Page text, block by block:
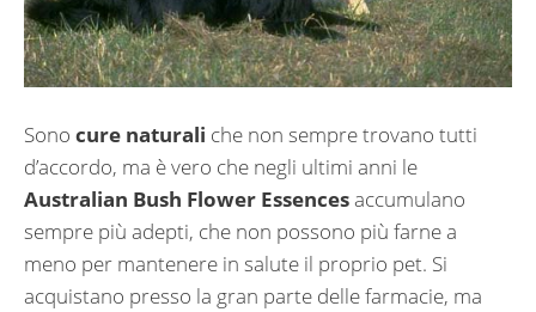
Sono cure naturali che non sempre trovano tutti
d’accordo, ma è vero che negli ultimi anni le
Australian Bush Flower Essencesaccumulano
sempre più adepti, che non possono più farne a
meno per mantenere in salute il proprio pet. Si
acquistano presso la gran parte delle farmacie, ma